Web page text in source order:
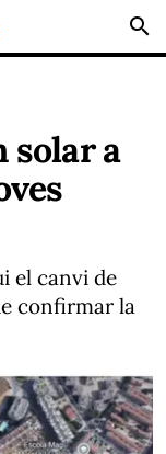
search
solar a
el canvi de
confirmar la